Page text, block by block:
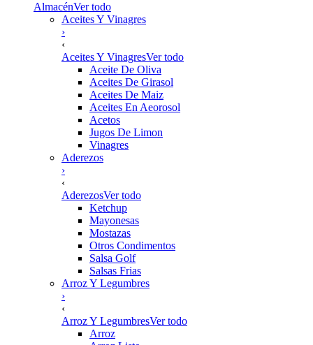
AlmacénVer todo
Aceites Y Vinagres
›
‹
Aceites Y VinagresVer todo
Aceite De Oliva
Aceites De Girasol
Aceites De Maiz
Aceites En Aeorosol
Acetos
Jugos De Limon
Vinagres
Aderezos
›
‹
AderezosVer todo
Ketchup
Mayonesas
Mostazas
Otros Condimentos
Salsa Golf
Salsas Frias
Arroz Y Legumbres
›
‹
Arroz Y LegumbresVer todo
Arroz